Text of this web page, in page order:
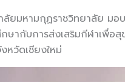
มหามกุฏราชวิทยาลัย มอ
ษากับการส่งเสริมกีฬาเพื่อ
หวัดเชียงใหม่